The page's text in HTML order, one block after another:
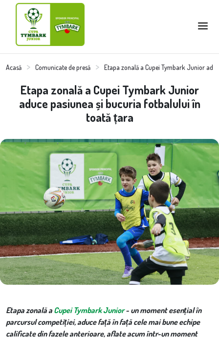
Acasă Comunicate de presă Etapa zonală a Cupei Tymbark Junior
Etapa zonală a Cupei Tymbark Junior
aduce pasiunea și bucuria fotbalului în
toată țara
Etapa zonală a Cupei Tymbark Junior- un moment esențial în
parcursul competiției, aduce față în față cele mai bune echipe
calificate din fazele anterioare, aflate acum într-un moment